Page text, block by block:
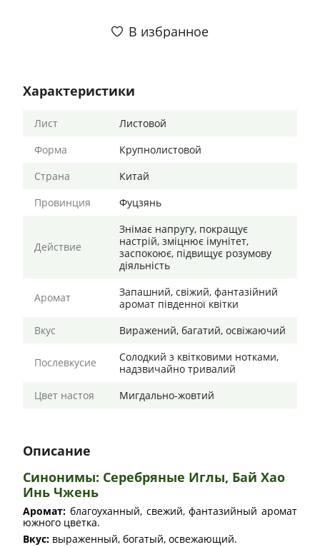
В избранное
Характеристики
Лист
Листовой
Форма
Крупнолистовой
Страна
Китай
Провинция
Фуцзянь
Действие
Знімає напругу, покращує
настрій, зміцнює імунітет,
заспокоює, підвищує розумову
діяльність
Аромат
Запашний, свіжий, фантазійний
аромат південної квітки
Вкус
Виражений, багатий, освіжаючий
Послевкусие
Солодкий з квітковими нотками,
надзвичайно тривалий
Цвет настоя
Мигдально-жовтий
Описание
Синонимы: Серебряные Иглы, Бай Хао
Инь Чжень
Аромат: благоуханный, свежий, фантазийный аромат
южного цветка.
Вкус: выраженный, богатый, освежающий.